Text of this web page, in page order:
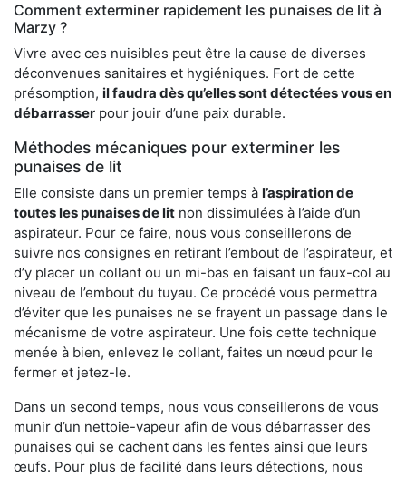
Comment exterminer rapidement les punaises de lit à
Marzy ?
Vivre avec ces nuisibles peut être la cause de diverses
déconvenues sanitaires et hygiéniques. Fort de cette
présomption, il faudra dès qu’elles sont détectées vous en
débarrasser pour jouir d’une paix durable.
Méthodes mécaniques pour exterminer les
punaises de lit
Elle consiste dans un premier temps à l’aspiration de
toutes les punaises de lit non dissimulées à l’aide d’un
aspirateur. Pour ce faire, nous vous conseillerons de
suivre nos consignes en retirant l’embout de l’aspirateur, et
d’y placer un collant ou un mi-bas en faisant un faux-col au
niveau de l’embout du tuyau. Ce procédé vous permettra
d’éviter que les punaises ne se frayent un passage dans le
mécanisme de votre aspirateur. Une fois cette technique
menée à bien, enlevez le collant, faites un nœud pour le
fermer et jetez-le.
Dans un second temps, nous vous conseillerons de vous
munir d’un nettoie-vapeur afin de vous débarrasser des
punaises qui se cachent dans les fentes ainsi que leurs
œufs. Pour plus de facilité dans leurs détections, nous